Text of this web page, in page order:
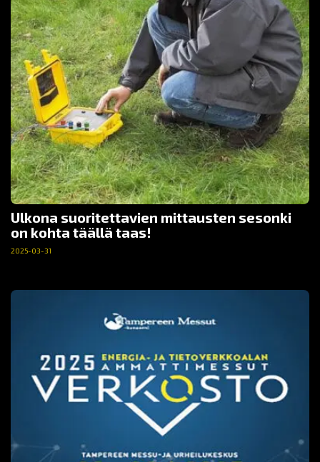
Ulkona suoritettavien mittausten sesonki
on kohta täällä taas!
2025-03-31